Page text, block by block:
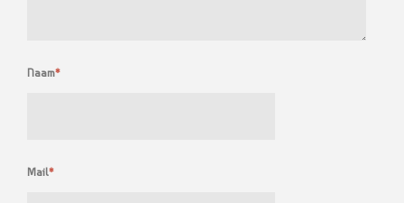
Naam*
Mail*